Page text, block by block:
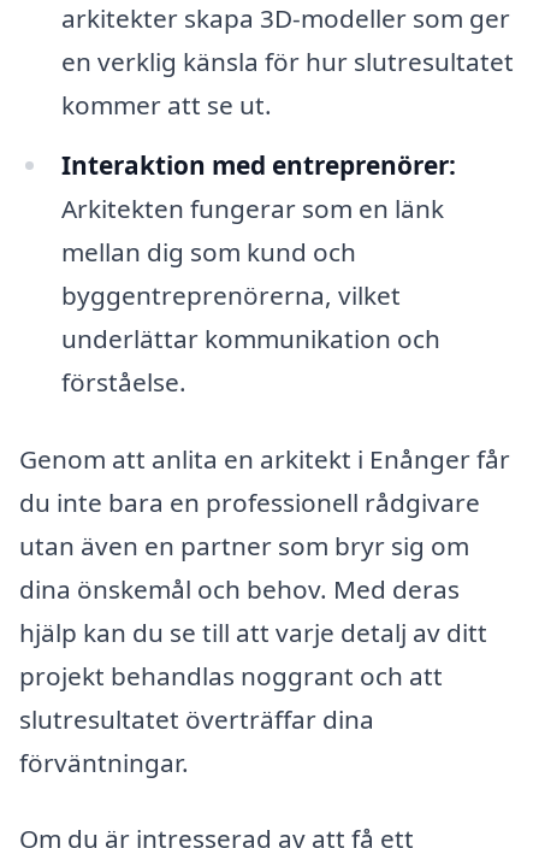
arkitekter skapa 3D-modeller som ger
en verklig känsla för hur slutresultatet
kommer att se ut.
Interaktion med entreprenörer:
Arkitekten fungerar som en länk
mellan dig som kund och
byggentreprenörerna, vilket
underlättar kommunikation och
förståelse.
Genom att anlita en arkitekt i Enånger får
du inte bara en professionell rådgivare
utan även en partner som bryr sig om
dina önskemål och behov. Med deras
hjälp kan du se till att varje detalj av ditt
projekt behandlas noggrant och att
slutresultatet överträffar dina
förväntningar.
Om du är intresserad av att få ett